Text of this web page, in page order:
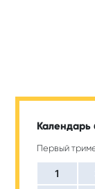
Календарь
Первый
1